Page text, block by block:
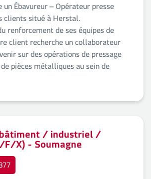
un Ébavureur – Opérateur presse
clients situé à Herstal.
renforcement de ses équipes de
client recherche un collaborateur
sur des opérations de pressage
pièces métalliques au sein de
/ industriel /
X) - Soumagne